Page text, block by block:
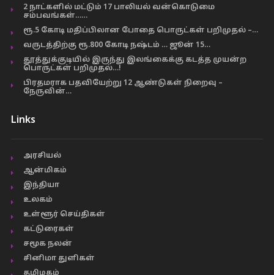
2 நாட்களில் மட்டும் 17 பாலியல் வன்கொடுமை
சம்பவங்கள்……
ரூ.5 கோடி மதிப்பிலான போதை பொருட்கள் பறிமுதல் –…
வருடத்திற்கு ரூ.800 கோடி நஷ்டம் … ஜூன் 15…
தூத்துக்குடியில் இருந்து இலங்கைக்கு கடத்த முயன்ற
பொருட்கள் பறிமுதல்…!
பிரதமராக பதவியேற்று 12 ஆண்டுகள் நிறைவு –
நேருவின்…
Links
அரசியல்
ஆன்மிகம்
இந்தியா
உலகம்
உள்ளூர் செய்திகள்
கட்டுரைகள்
சமூக நலன்
சினிமா துளிகள்